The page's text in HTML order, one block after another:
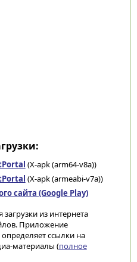
(X-apk (arm64-v8a))
(X-apk (armeabi-v7a))
сайта (Google Play)
из интернета
Приложение
ссылки на
материалы (полное